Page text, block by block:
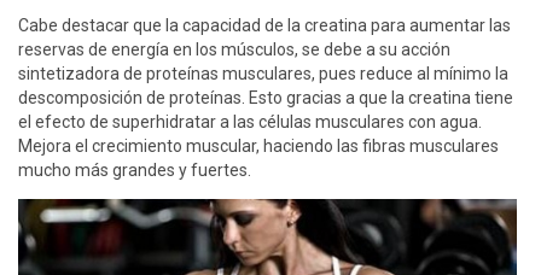
Cabe destacar que la capacidad de la creatina para aumentar las
reservas de energía en los músculos, se debe a su acción
sintetizadora de proteínas musculares, pues reduce al mínimo la
descomposición de proteínas. Esto gracias a que la creatina tiene
el efecto de superhidratar a las células musculares con agua.
Mejora el crecimiento muscular, haciendo las fibras musculares
mucho más grandes y fuertes.